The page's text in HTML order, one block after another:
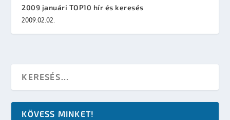
2009 januári TOP10 hír és keresés
2009.02.02.
KÖVESS MINKET!